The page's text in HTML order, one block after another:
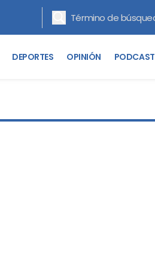
DEPORTES OPINIÓN PODCAST